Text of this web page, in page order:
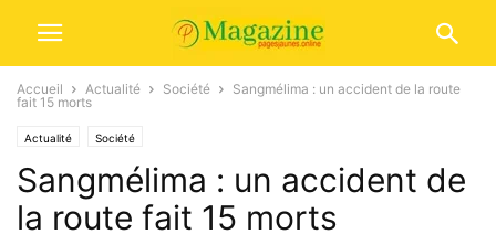
Accueil Actualité Société
Sangmélima : un accident de la route
fait 15 morts
Actualité Société
Sangmélima : un accident de
la route fait 15 morts